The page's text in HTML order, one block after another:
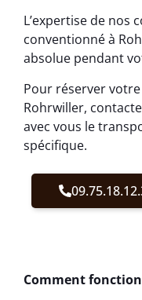
L’expertise de nos
conventionné à
absolue pendant
Pour réserver
Rohrwiller,
avec vous le
spécifique.
Comment